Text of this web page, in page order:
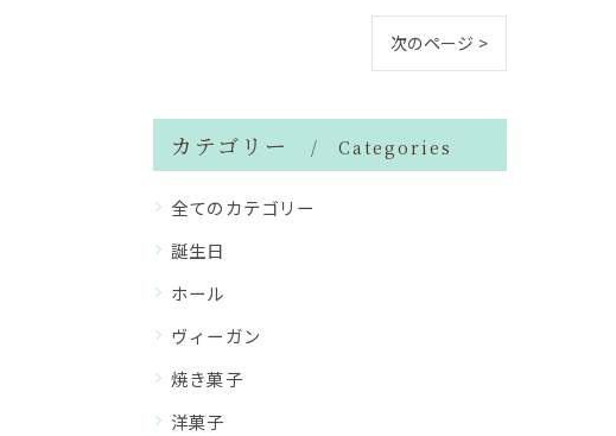
次のページ >
カテゴリー Categories
全てのカテゴリー
誕生日
ホール
ヴィーガン
焼き菓子
洋菓子